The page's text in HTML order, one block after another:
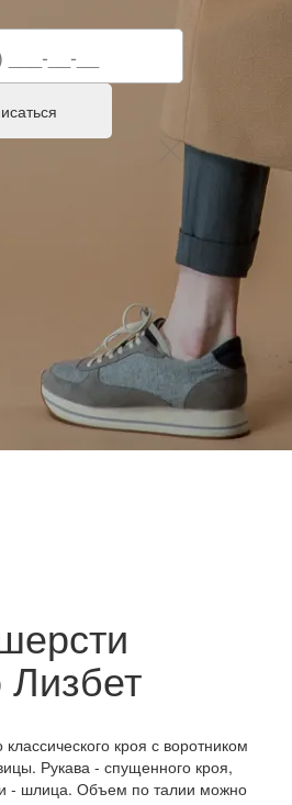
кроя с воротником
Рукава - спущенного кроя,
- шлица. Объем по талии можно